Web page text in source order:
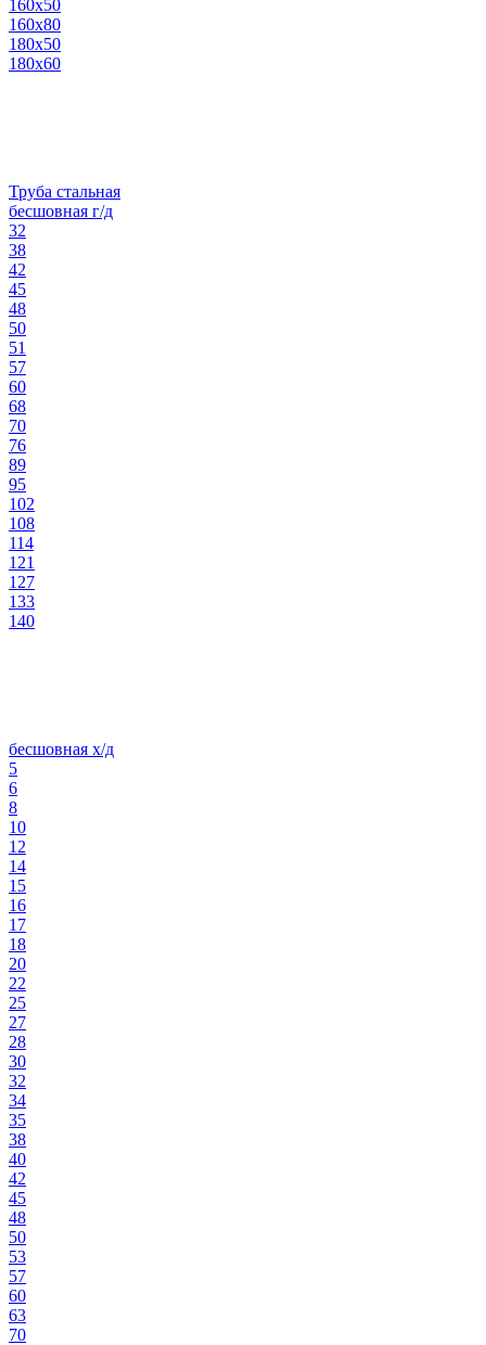
160х50
160х80
180х50
180х60
Труба стальная
бесшовная г/д
32
38
42
45
48
50
51
57
60
68
70
76
89
95
102
108
114
121
127
133
140
бесшовная х/д
5
6
8
10
12
14
15
16
17
18
20
22
25
27
28
30
32
34
35
38
40
42
45
48
50
53
57
60
63
70